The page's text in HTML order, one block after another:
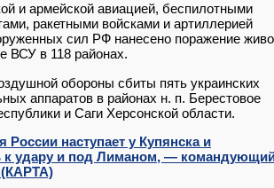
и армейской авиацией, беспилотными
ракетными войсками и артиллерией
сил РФ нанесено поражение
ВСУ в 118 районах.
обороны сбиты пять украинских
аппаратов в районах н. п. Берестовое
и Саги Херсонской области.
России наступает у Купянска и
к удару и под Лиманом, —